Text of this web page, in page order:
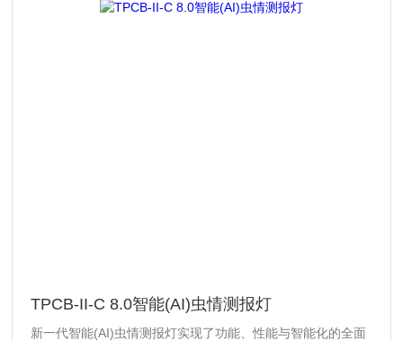
TPCB-II-C 8.0智能(AI)虫情测报灯
新一代智能(AI)虫情测报灯实现了功能、性能与智能化的全面